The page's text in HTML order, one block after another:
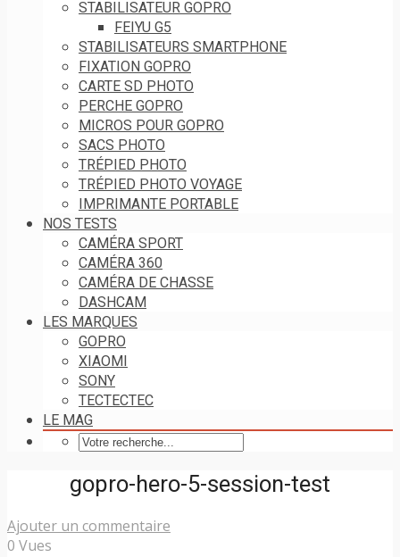
STABILISATEUR GOPRO
FEIYU G5
STABILISATEURS SMARTPHONE
FIXATION GOPRO
CARTE SD PHOTO
PERCHE GOPRO
MICROS POUR GOPRO
SACS PHOTO
TRÉPIED PHOTO
TRÉPIED PHOTO VOYAGE
IMPRIMANTE PORTABLE
NOS TESTS
CAMÉRA SPORT
CAMÉRA 360
CAMÉRA DE CHASSE
DASHCAM
LES MARQUES
GOPRO
XIAOMI
SONY
TECTECTEC
LE MAG
gopro-hero-5-session-test
Ajouter un commentaire
0 Vues